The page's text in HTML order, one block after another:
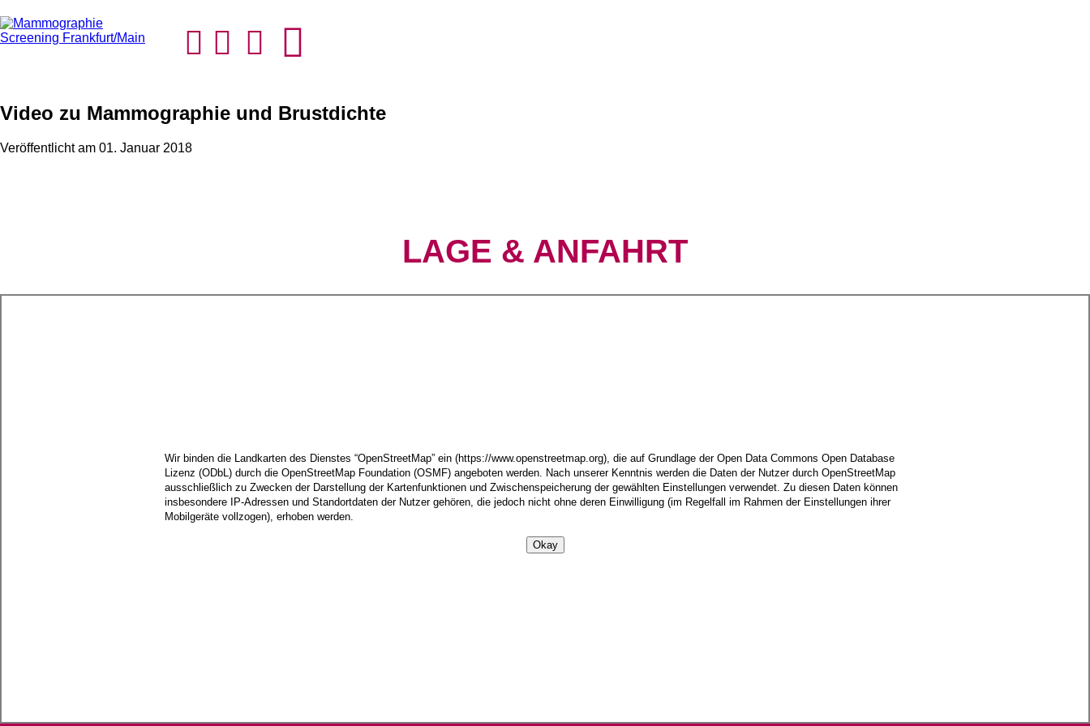
Video zu Mammographie und Brustdichte
Veröffentlicht am 01. Januar 2018
LAGE & ANFAHRT
Wir binden die Landkarten des Dienstes “OpenStreetMap” ein (https://www.openstreetmap.org), die auf Grundlage der Open Data Commons Open Database
Lizenz (ODbL) durch die OpenStreetMap Foundation (OSMF) angeboten werden. Nach unserer Kenntnis werden die Daten der Nutzer durch OpenStreetMap
ausschließlich zu Zwecken der Darstellung der Kartenfunktionen und Zwischenspeicherung der gewählten Einstellungen verwendet. Zu diesen Daten können
insbesondere IP-Adressen und Standortdaten der Nutzer gehören, die jedoch nicht ohne deren Einwilligung (im Regelfall im Rahmen der Einstellungen ihrer
Mobilgeräte vollzogen), erhoben werden.